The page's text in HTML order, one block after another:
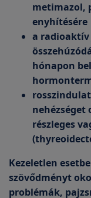
metimazol,
enyhítésére
a
hónapon
nehézséget
részleges
Kezeletlen
szövődményt
problémák,